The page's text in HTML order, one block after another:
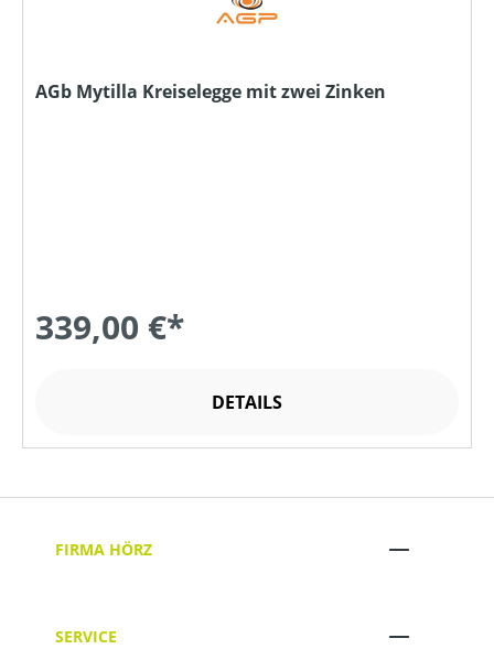
AGb Mytilla Kreiselegge mit zwei Zinken
339,00 €*
DETAILS
FIRMA HÖRZ
SERVICE